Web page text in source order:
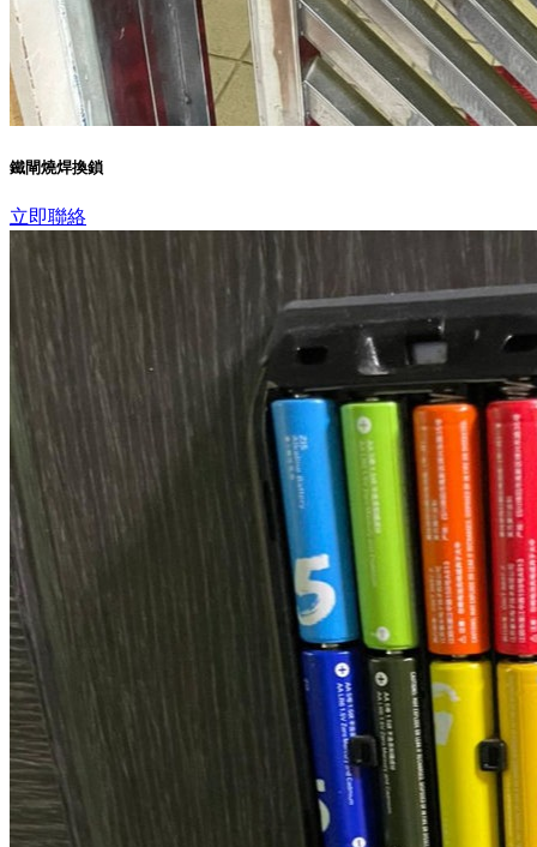
鐵閘燒焊換鎖
立即聯絡